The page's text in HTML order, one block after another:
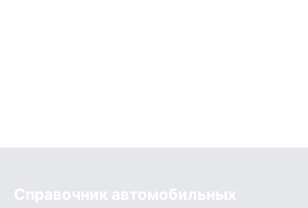
Справочник автомобильных